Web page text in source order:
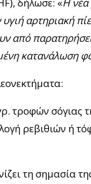
δήλωσε: «H νέα
αρτηριακή
τροφών σόγιας
ρεβιθιών ή
τη σημασία